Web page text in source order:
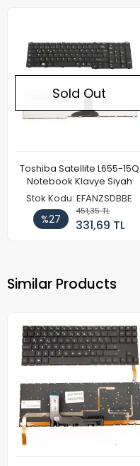
Sold Out
Toshiba Satellite L655-15Q
Notebook Klavye Siyah
Stok Kodu: EFANZSDBBE
%27
451,35 TL
331,69 TL
Similar Products